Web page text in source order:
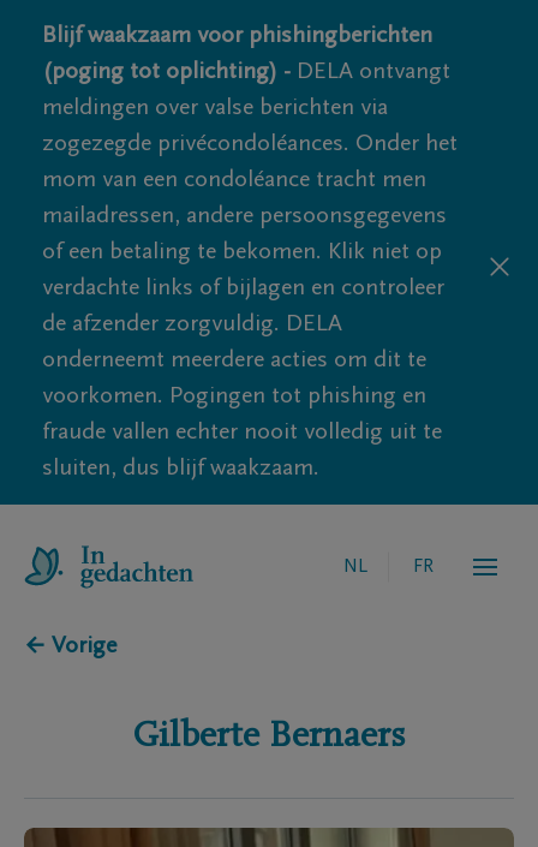
Blijf waakzaam voor phishingberichten
(poging tot oplichting) - DELA ontvangt
meldingen over valse berichten via
zogezegde privécondoléances. Onder het
mom van een condoléance tracht men
mailadressen, andere persoonsgegevens
of een betaling te bekomen. Klik niet op
verdachte links of bijlagen en controleer
de afzender zorgvuldig. DELA
onderneemt meerdere acties om dit te
voorkomen. Pogingen tot phishing en
fraude vallen echter nooit volledig uit te
sluiten, dus blijf waakzaam.
NL FR
← Vorige
Gilberte Bernaers